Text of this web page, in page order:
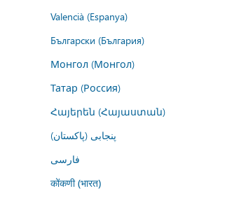
Valencià (Espanya)
Български (България)
Монгол (Монгол)
Татар (Россия)
Հայերեն (Հայաստան)
پنجابی (پاکستان)
فارسى
कोंकणी (भारत)